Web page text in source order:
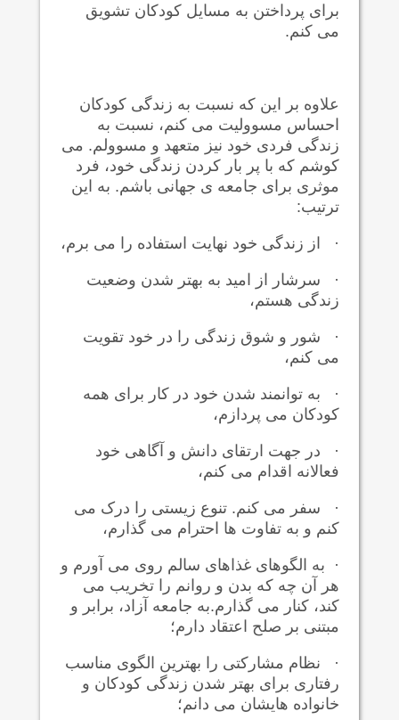
برای پرداختن به مسایل کودکان تشویق
می کنم.
علاوه بر این که نسبت به زندگی کودکان
احساس مسوولیت می کنم، نسبت به
زندگی فردی خود نیز متعهد و مسوولم. می
کوشم که با پر بار کردن زندگی خود، فرد
موثری برای جامعه ی جهانی باشم. به این
ترتیب:
· از زندگی خود نهایت استفاده را می برم،
· سرشار از امید به بهتر شدن وضعیت
زندگی هستم،
· شور و شوق زندگی را در خود تقویت
می کنم،
· به توانمند شدن خود در کار برای همه
کودکان می پردازم،
· در جهت ارتقای دانش و آگاهی خود
فعالانه اقدام می کنم،
· سفر می کنم. تنوع زیستی را درک می
کنم و به تفاوت ها احترام می گذارم،
· به الگوهای غذاهای سالم روی می آورم و
هر آن چه که بدن و روانم را تخریب می
کند، کنار می گذارم.به جامعه آزاد، برابر و
مبتنی بر صلح اعتقاد دارم؛
· نظام مشارکتی را بهترین الگوی مناسب
رفتاری برای بهتر شدن زندگی کودکان و
خانواده هایشان می دانم؛